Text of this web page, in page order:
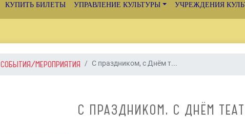
КУПИТЬ БИЛЕТЫ УПРАВЛЕНИЕ КУЛЬТУРЫ УЧРЕЖДЕНИЯ
СОБЫТИЯ/МЕРОПРИЯТИЯ С праздником, с Днём т...
С ПРАЗДНИКОМ, С ДНЁМ